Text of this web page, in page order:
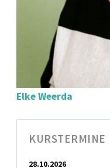
Elke Weerda
KURSTERMINE
28.10.2026